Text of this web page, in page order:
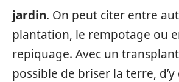
jardin. On peut citer entre
plantation, le rempotage ou
repiquage. Avec un
possible de briser la terre,